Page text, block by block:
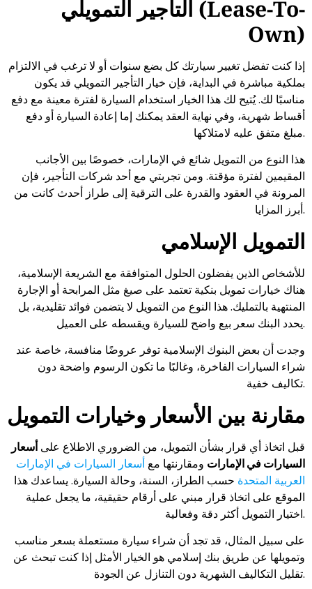
التأجير التمويلي (Lease-To-
Own)
إذا كنت تفضل تغيير سيارتك كل بضع سنوات أو لا ترغب في الالتزام
بملكية مباشرة في البداية، فإن خيار التأجير التمويلي قد يكون
مناسبًا لك. يُتيح لك هذا الخيار استخدام السيارة لفترة معينة مع دفع
أقساط شهرية، وفي نهاية العقد يمكنك إما إعادة السيارة أو دفع
مبلغ متفق عليه لامتلاكها.
هذا النوع من التمويل شائع في الإمارات، خصوصًا بين الأجانب
المقيمين لفترة مؤقتة. ومن تجربتي مع أحد شركات التأجير، فإن
المرونة في العقود والقدرة على الترقية إلى طراز أحدث كانت من
أبرز المزايا.
التمويل الإسلامي
للأشخاص الذين يفضلون الحلول المتوافقة مع الشريعة الإسلامية،
هناك خيارات تمويل بنكية تعتمد على صيغ مثل المرابحة أو الإجارة
المنتهية بالتمليك. هذا النوع من التمويل لا يتضمن فوائد تقليدية، بل
يحدد البنك سعر بيع واضح للسيارة ويقسطه على العميل.
وجدت أن بعض البنوك الإسلامية توفر عروضًا منافسة، خاصة عند
شراء السيارات الفاخرة، وغالبًا ما تكون الرسوم واضحة دون
تكاليف خفية.
مقارنة بين الأسعار وخيارات التمويل
قبل اتخاذ أي قرار بشأن التمويل، من الضروري الاطلاع علىأسعار
السيارات في الإمارات ومقارنتها مع أسعار السيارات في الإمارات
العربية المتحدة حسب الطراز، السنة، وحالة السيارة. يساعدك هذا
الموقع على اتخاذ قرار مبني على أرقام حقيقية، ما يجعل عملية
اختيار التمويل أكثر دقة وفعالية.
على سبيل المثال، قد تجد أن شراء سيارة مستعملة بسعر مناسب
وتمويلها عن طريق بنك إسلامي هو الخيار الأمثل إذا كنت تبحث عن
تقليل التكاليف الشهرية دون التنازل عن الجودة.